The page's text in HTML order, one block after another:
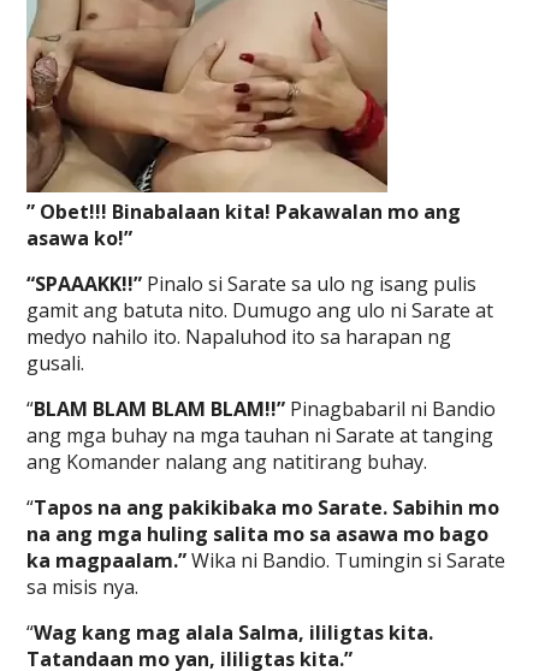
” Obet!!! Binabalaan kita! Pakawalan mo ang
asawa ko!”
“SPAAAKK!!” Pinalo si Sarate sa ulo ng isang pulis
gamit ang batuta nito. Dumugo ang ulo ni Sarate at
medyo nahilo ito. Napaluhod ito sa harapan ng
gusali.
“BLAM BLAM BLAM BLAM!!” Pinagbabaril ni Bandio
ang mga buhay na mga tauhan ni Sarate at tanging
ang Komander nalang ang natitirang buhay.
“Tapos na ang pakikibaka mo Sarate. Sabihin mo
na ang mga huling salita mo sa asawa mo bago
ka magpaalam.”Wika ni Bandio. Tumingin si Sarate
sa misis nya.
“Wag kang mag alala Salma, ililigtas kita.
Tatandaan mo yan, ililigtas kita.”